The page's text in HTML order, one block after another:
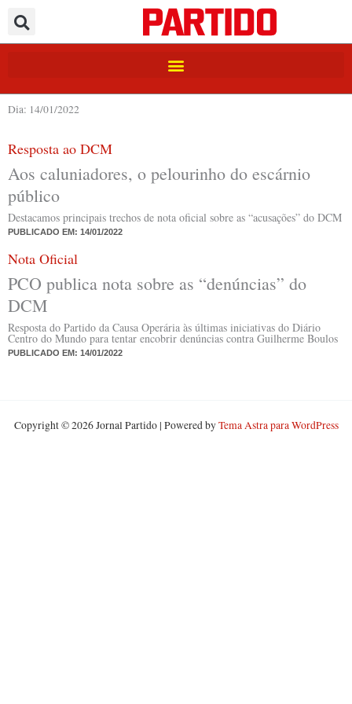
para
o
Dia: 14/01/2022
Resposta ao DCM
Aos caluniadores, o pelourinho do escárnio
público
Destacamos principais trechos de nota oficial sobre as “acusações” do DCM
PUBLICADO EM: 14/01/2022
Nota Oficial
PCO publica nota sobre as “denúncias” do
DCM
Resposta do Partido da Causa Operária às últimas iniciativas do Diário
Centro do Mundo para tentar encobrir denúncias contra Guilherme Boulos
PUBLICADO EM: 14/01/2022
Copyright © 2026 Jornal Partido | Powered byTema Astra para WordPress